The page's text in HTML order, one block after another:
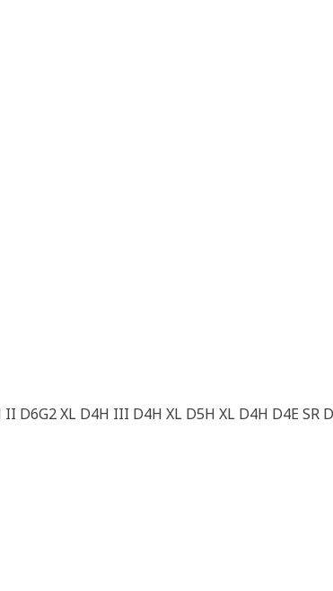
D6G2 XL D4H III D4H XL D5H XL D4H D4E SR